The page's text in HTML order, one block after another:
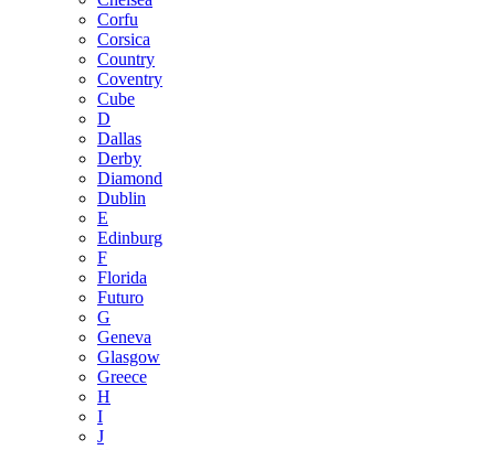
Corfu
Corsica
Country
Coventry
Cube
D
Dallas
Derby
Diamond
Dublin
E
Edinburg
F
Florida
Futuro
G
Geneva
Glasgow
Greece
H
I
J